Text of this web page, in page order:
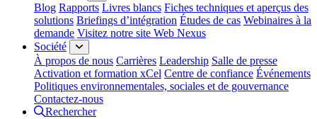
Blog Rapports Livres blancs Fiches techniques et aperçus des
solutions Briefings d’intégration Études de cas Webinaires à la
demande Visitez notre site Web Nexus
Société
À propos de nous Carrières Leadership Salle de presse
Activation et formation xCel Centre de confiance Événements
Politiques environnementales, sociales et de gouvernance
Contactez-nous
Rechercher